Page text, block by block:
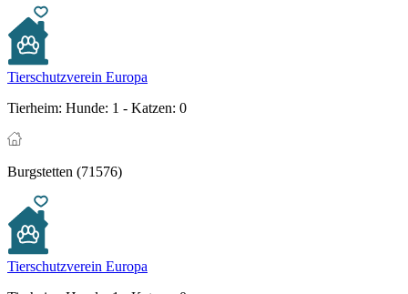
Tierschutzverein Europa
Tierheim: Hunde: 1 - Katzen: 0
Burgstetten (71576)
Tierschutzverein Europa